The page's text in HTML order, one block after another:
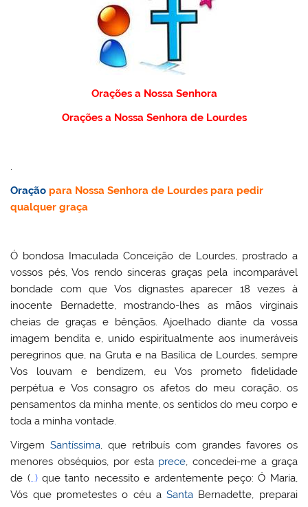
Orações a Nossa Senhora
Orações a Nossa Senhora de Lourdes
.
Oração para Nossa Senhora de Lourdes para pedir
qualquer graça
Ó bondosa Imaculada Conceição de Lourdes, prostrado a
vossos pés, Vos rendo sinceras graças pela incomparável
bondade com que Vos dignastes aparecer 18 vezes à
inocente Bernadette, mostrando-lhes as mãos virginais
cheias de graças e bênçãos. Ajoelhado diante da vossa
imagem bendita e, unido espiritualmente aos inumeráveis
peregrinos que, na Gruta e na Basílica de Lourdes, sempre
Vos louvam e bendizem, eu Vos prometo fidelidade
perpétua e Vos consagro os afetos do meu coração, os
pensamentos da minha mente, os sentidos do meu corpo e
toda a minha vontade.
VirgemSantíssima, que retribuís com grandes favores os
menores obséquios, por esta prece, concedei-me a graça
de (…)que tanto necessito e ardentemente peço: Ó Maria,
Vós que prometestes o céu aSanta Bernadette, preparai